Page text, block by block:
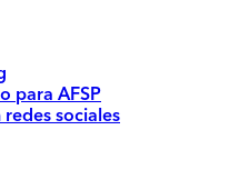
para AFSP
redes sociales